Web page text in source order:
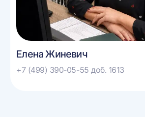
Елена Жиневич
+7 (499) 390-05-55 доб. 1613